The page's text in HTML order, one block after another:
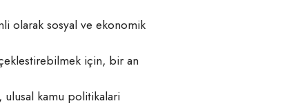
olarak sosyal ve ekonomik
için, bir an
ulusal kamu politikalari